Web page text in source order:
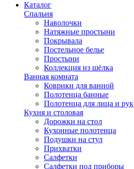
Каталог
Спальня
Наволочки
Натяжные простыни
Покрывала
Постельное белье
Простыни
Коллекция из шёлка
Ванная комната
Коврики для ванной
Полотенца банные
Полотенца для лица и рук
Кухня и столовая
Дорожки на стол
Кухонные полотенца
Подушки на стул
Прихватки
Салфетки
Салфетки под приборы